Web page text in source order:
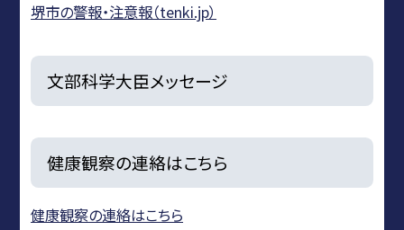
堺市の警報・注意報（tenki.jp）
文部科学大臣メッセージ
健康観察の連絡はこちら
健康観察の連絡はこちら